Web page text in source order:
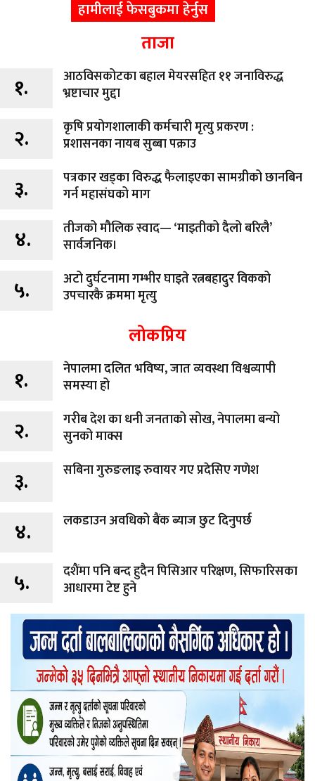
हामीलाई फेसबुकमा हेर्नुस
ताजा
१.
आठविसकोटका बहाल मेयरसहित ११ जनाविरुद्ध
भ्रष्टाचार मुद्दा
२.
कृषि प्रयोगशालाकी कर्मचारी मृत्यु प्रकरण :
प्रशासनका नायब सुब्बा पक्राउ
३.
पत्रकार खड्का विरुद्ध फैलाइएका सामग्रीको छानबिन
गर्न महासंघको माग
४.
तीजको मौलिक स्वाद— ‘माइतीको दैलो बरिलै’
सार्वजनिक।
५.
अटो दुर्घटनामा गम्भीर घाइते रत्नबहादुर विकको
उपचारकै क्रममा मृत्यु
लोकप्रिय
१.
नेपालमा दलित भविष्य, जात व्यवस्था विश्वव्यापी
समस्या हो
२.
गरीब देश का धनी जनताको सोख, नेपालमा बन्यो
सुनको माक्स
३. सबिना गुरुङलाइ रुवायर गए प्रदेसिए गणेश
४. लकडाउन अवधिको बैंक ब्याज छुट दिनुपर्छ
५.
दशैंमा पनि बन्द हुदैन पिसिआर परिक्षण, सिफारिसका
आधारमा टेष्ट हुने